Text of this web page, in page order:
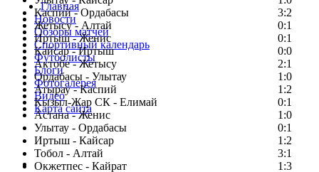
Каспий - Ордабасы
3:2
Жетысу - Алтай
0:1
Иртыш - Женис
0:1
Кайсар - Иртыш
0:0
Актобе - Жетысу
2:1
Ордабасы - Улытау
1:0
Атырау - Каспий
1:2
Кызыл-Жар СК - Елимай
0:1
Астана - Женис
1:0
Улытау - Ордабасы
0:1
Иртыш - Кайсар
1:2
Тобол - Алтай
3:1
Окжетпес - Кайрат
1:3
Главная
Новости
Обзоры матчей
Спортивный календарь
Футболисты
Блоги
Фотогалерея
Видео
Карта сайта
Есть идея?